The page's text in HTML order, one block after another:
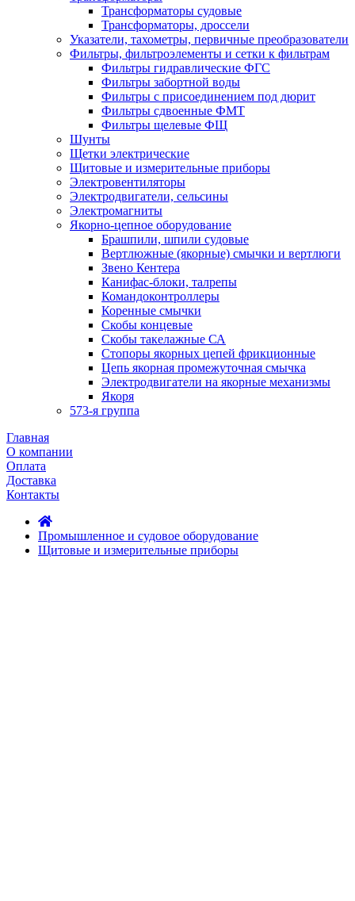
Трансформаторы судовые
Трансформаторы, дроссели
Указатели, тахометры, первичные преобразователи
Фильтры, фильтроэлементы и сетки к фильтрам
Фильтры гидравлические ФГС
Фильтры забортной воды
Фильтры с присоединением под дюрит
Фильтры сдвоенные ФМТ
Фильтры щелевые ФЩ
Шунты
Щетки электрические
Щитовые и измерительные приборы
Электровентиляторы
Электродвигатели, сельсины
Электромагниты
Якорно-цепное оборудование
Брашпили, шпили судовые
Вертлюжные (якорные) смычки и вертлюги
Звено Кентера
Канифас-блоки, талрепы
Командоконтроллеры
Коренные смычки
Скобы концевые
Скобы такелажные СА
Стопоры якорных цепей фрикционные
Цепь якорная промежуточная смычка
Электродвигатели на якорные механизмы
Якоря
573-я группа
Главная
О компании
Оплата
Доставка
Контакты
Промышленное и судовое оборудование
Щитовые и измерительные приборы